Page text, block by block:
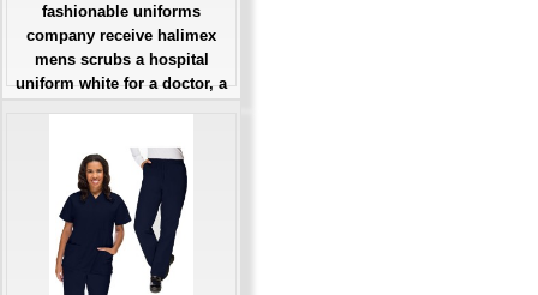
fashionable uniforms
company receive halimex
mens scrubs a hospital
uniform white for a doctor, a
Giá: Liên Hệ
Đặt hàng